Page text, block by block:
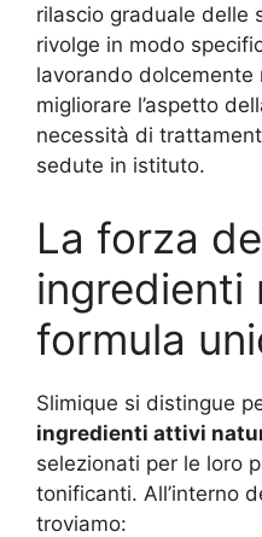
rilascio graduale delle
rivolge in modo
lavorando
migliorare l’aspetto
necessità di
sedute in istituto.
La forza
ingredienti
formula
Slimique si distingue
ingredienti attivi
selezionati per le loro
tonificanti. All’interno
troviamo: